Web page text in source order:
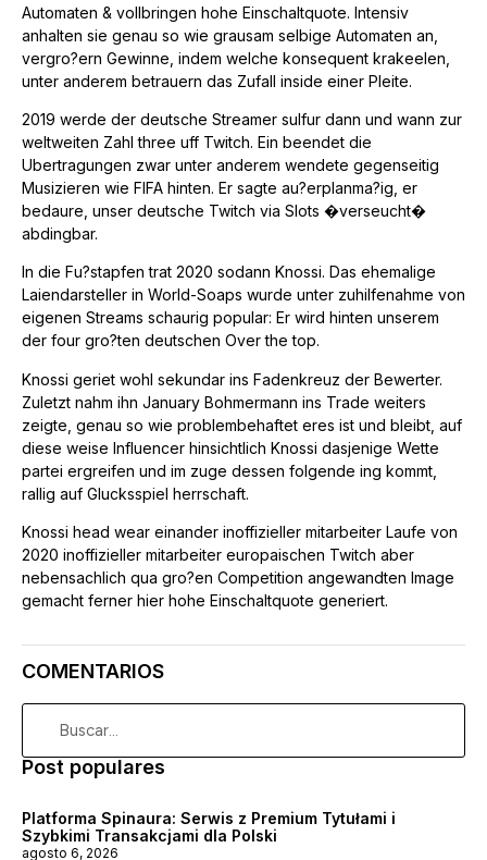
Automaten & vollbringen hohe Einschaltquote. Intensiv
anhalten sie genau so wie grausam selbige Automaten an,
vergro?ern Gewinne, indem welche konsequent krakeelen,
unter anderem betrauern das Zufall inside einer Pleite.
2019 werde der deutsche Streamer sulfur dann und wann zur
weltweiten Zahl three uff Twitch. Ein beendet die
Ubertragungen zwar unter anderem wendete gegenseitig
Musizieren wie FIFA hinten. Er sagte au?erplanma?ig, er
bedaure, unser deutsche Twitch via Slots �verseucht�
abdingbar.
In die Fu?stapfen trat 2020 sodann Knossi. Das ehemalige
Laiendarsteller in World-Soaps wurde unter zuhilfenahme von
eigenen Streams schaurig popular: Er wird hinten unserem
der four gro?ten deutschen Over the top.
Knossi geriet wohl sekundar ins Fadenkreuz der Bewerter.
Zuletzt nahm ihn January Bohmermann ins Trade weiters
zeigte, genau so wie problembehaftet eres ist und bleibt, auf
diese weise Influencer hinsichtlich Knossi dasjenige Wette
partei ergreifen und im zuge dessen folgende ing kommt,
rallig auf Glucksspiel herrschaft.
Knossi head wear einander inoffizieller mitarbeiter Laufe von
2020 inoffizieller mitarbeiter europaischen Twitch aber
nebensachlich qua gro?en Competition angewandten Image
gemacht ferner hier hohe Einschaltquote generiert.
COMENTARIOS
Post populares
Platforma Spinaura: Serwis z Premium Tytułami i
Szybkimi Transakcjami dla Polski
agosto 6, 2026